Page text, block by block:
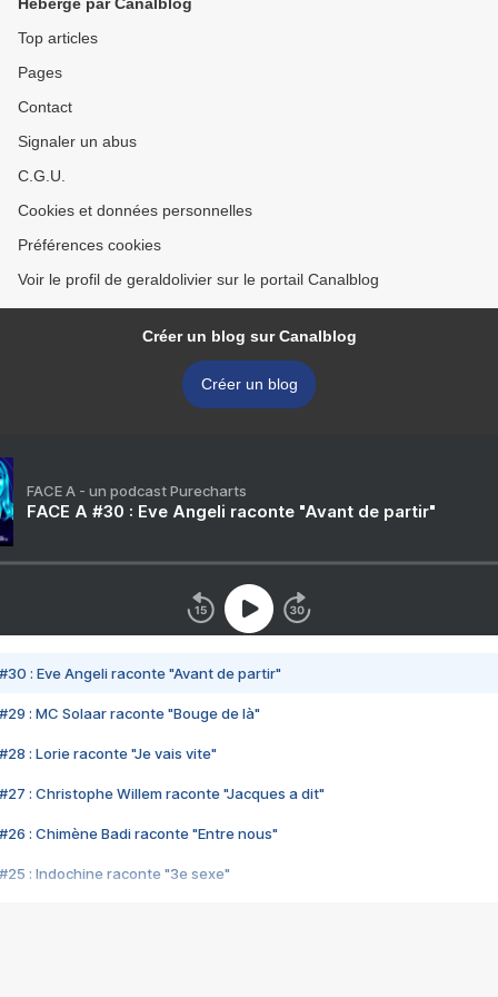
Top articles
Pages
Contact
Signaler un abus
C.G.U.
Cookies et données personnelles
Préférences cookies
Voir le profil de geraldolivier sur le portail Canalblog
Créer un blog sur Canalblog
Créer un blog
FACE A - un podcast Purecharts
FACE A #30 : Eve Angeli raconte "Avant de partir"
#30 : Eve Angeli raconte "Avant de partir"
#29 : MC Solaar raconte "Bouge de là"
#28 : Lorie raconte "Je vais vite"
#27 : Christophe Willem raconte "Jacques a dit"
#26 : Chimène Badi raconte "Entre nous"
#25 : Indochine raconte "3e sexe"